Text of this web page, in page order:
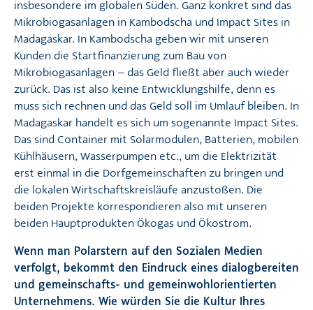
insbesondere im globalen Süden. Ganz konkret sind das
Mikrobiogasanlagen in Kambodscha und Impact Sites in
Madagaskar. In Kambodscha geben wir mit unseren
Kunden die Startfinanzierung zum Bau von
Mikrobiogasanlagen – das Geld fließt aber auch wieder
zurück. Das ist also keine Entwicklungshilfe, denn es
muss sich rechnen und das Geld soll im Umlauf bleiben. In
Madagaskar handelt es sich um sogenannte Impact Sites.
Das sind Container mit Solarmodulen, Batterien, mobilen
Kühlhäusern, Wasserpumpen etc., um die Elektrizität
erst einmal in die Dorfgemeinschaften zu bringen und
die lokalen Wirtschaftskreisläufe anzustoßen. Die
beiden Projekte korrespondieren also mit unseren
beiden Hauptprodukten Ökogas und Ökostrom.
Wenn man Polarstern auf den Sozialen Medien
verfolgt, bekommt den Eindruck eines dialogbereiten
und gemeinschafts- und gemeinwohlorientierten
Unternehmens. Wie würden Sie die Kultur Ihres